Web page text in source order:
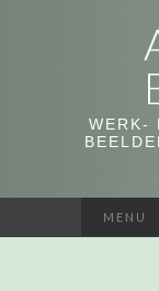
WERK-
MENU